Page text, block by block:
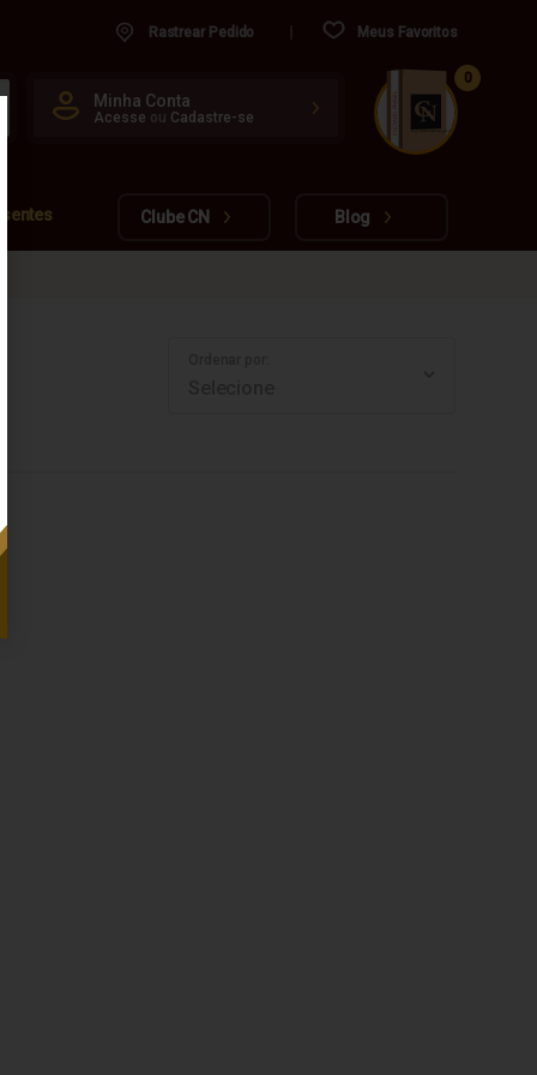
Rastrear Pedido Meus Favoritos
Minha Conta
Acesse ou Cadastre-se
www.cachacarianacional.com.br
CUIDADO FRÁGIL
0
Clube CN Blog